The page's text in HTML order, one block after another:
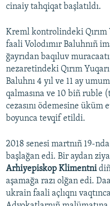
cinaiy tahqiqat başlatıldı.
Kreml kontrolindeki
faali Volodımır Baluhnıñ
ğayrıdan baqıluv
nezaretindeki Qırım
Baluhnı 4 yıl ve 11 ay
qalmasına ve 10 biñ ruble
cezasını ödemesine üküm
boyunca tevqif etildi.
2018 senesi martnıñ 19-
başlağan edi. Bir aydan
Arhiyepiskop Klimentni
aşamağa razı olğan edi.
ukrain faali açlıqnı